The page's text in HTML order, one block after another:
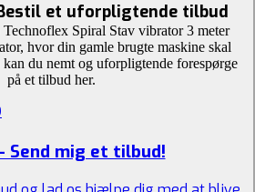
et uforpligtende tilbud
Spiral Stav vibrator 3 meter
hvor din gamle brugte maskine skal
du nemt og uforpligtende forespørge
på et tilbud her.
Send mig et tilbud!